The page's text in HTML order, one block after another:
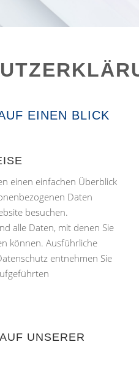
EINEN BLICK
einen einfachen Überblick
Daten
besuchen.
alle Daten, mit denen Sie
können. Ausführliche
entnehmen Sie
UNSERER